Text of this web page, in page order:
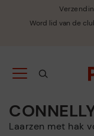
Word lid van de
Laarzen met hak